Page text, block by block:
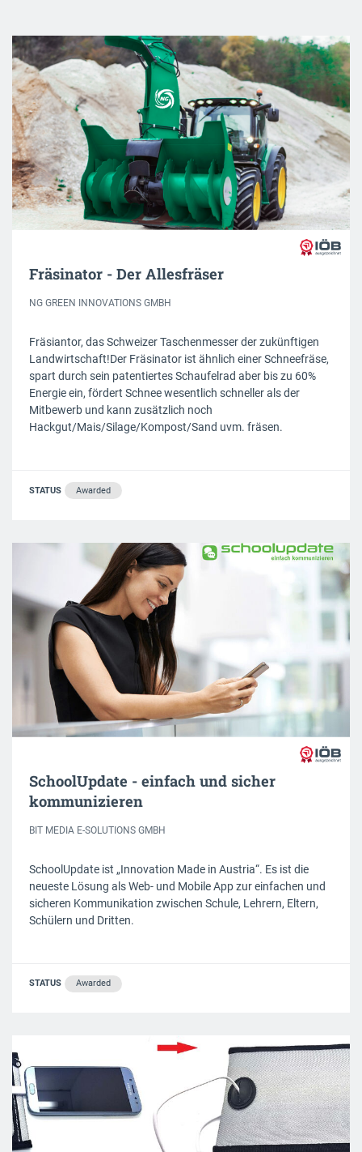
Fräsinator - Der Allesfräser
NG GREEN INNOVATIONS GMBH
Fräsiantor, das Schweizer Taschenmesser der zukünftigen
Landwirtschaft!Der Fräsinator ist ähnlich einer Schneefräse,
spart durch sein patentiertes Schaufelrad aber bis zu 60%
Energie ein, fördert Schnee wesentlich schneller als der
Mitbewerb und kann zusätzlich noch
Hackgut/Mais/Silage/Kompost/Sand uvm. fräsen.
STATUS Awarded
SchoolUpdate - einfach und sicher
kommunizieren
BIT MEDIA E-SOLUTIONS GMBH
SchoolUpdate ist „Innovation Made in Austria“. Es ist die
neueste Lösung als Web- und Mobile App zur einfachen und
sicheren Kommunikation zwischen Schule, Lehrern, Eltern,
Schülern und Dritten.
STATUS Awarded